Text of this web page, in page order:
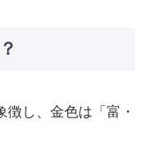
し、金色は「富・